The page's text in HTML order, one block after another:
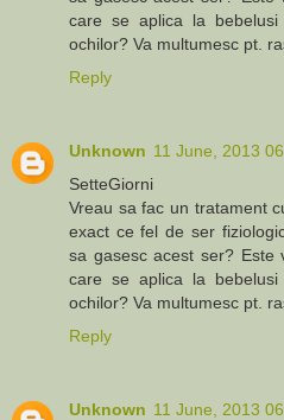
care se aplica la
ochilor? Va multumesc pt.
Reply
Unknown 11 June, 2013
SetteGiorni
Vreau sa fac un tratament
exact ce fel de ser
sa gasesc acest ser? Este
care se aplica la
ochilor? Va multumesc pt.
Reply
Unknown 11 June, 2013